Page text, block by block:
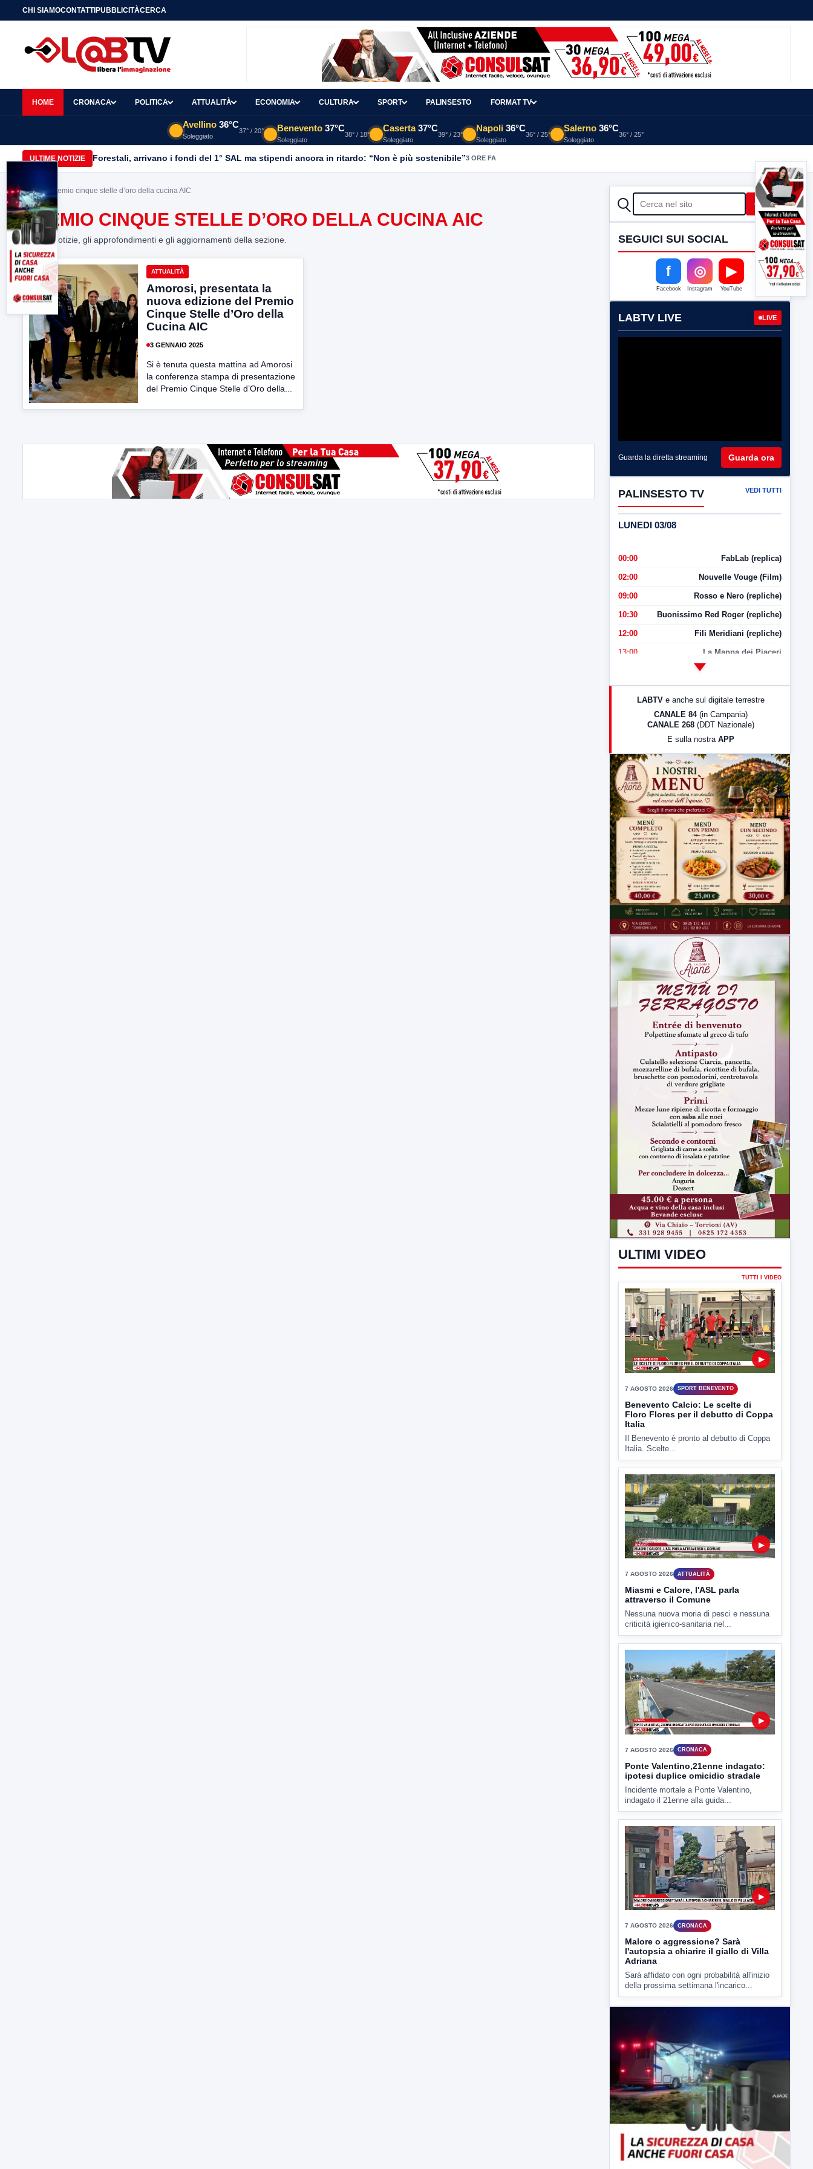
CHI SIAMOCONTATTIPUBBLICITÀCERCA
HOME CRONACA POLITICA ATTUALITÀ ECONOMIA CULTURA SPORT PALINSESTO FORMAT TV
Avellino 36°C
Soleggiato
37° / 20° Benevento 37°C
Soleggiato
38° / 18°
Caserta 37°C
Soleggiato
39° / 23°
Napoli 36°C
Soleggiato
36° / 25°
Salerno 36°C
Soleggiato
36° / 25°
ULTIME NOTIZIE Forestali, arrivano i fondi del 1° SAL ma stipendi ancora in ritardo: “Non è più sostenibile”3 ORE FA
Home> Premio cinque stelle d’oro della cucina AIC
PREMIO CINQUE STELLE D’ORO DELLA CUCINA AIC
Tutte le notizie, gli approfondimenti e gli aggiornamenti della sezione.
ATTUALITÀ
Amorosi, presentata la
nuova edizione del Premio
Cinque Stelle d’Oro della
Cucina AIC
3 GENNAIO 2025
Si è tenuta questa mattina ad Amorosi
la conferenza stampa di presentazione
del Premio Cinque Stelle d’Oro della...
CERCA Cerca
SEGUICI SUI SOCIAL
f
Facebook
◎
Instagram
▶
YouTube
LABTV LIVE LIVE
Guarda la diretta streaming Guarda ora
PALINSESTO TV VEDI TUTTI
LUNEDI 03/08
00:00 FabLab (replica)
02:00 Nouvelle Vouge (Film)
09:00 Rosso e Nero (repliche)
10:30 Buonissimo Red Roger (repliche)
12:00 Fili Meridiani (repliche)
13:00 La Mappa dei Piaceri
LabNews (Diretta)
23:00 LabNews (replica)
LABTV e anche sul digitale terrestre
CANALE 84 (in Campania)
CANALE 268 (DDT Nazionale)
E sulla nostra APP
ULTIMI VIDEO
TUTTI I VIDEO
Benevento Calcio: Le scelte di
Floro Flores per il debutto di Coppa
Italia
Il Benevento è pronto al debutto di Coppa
Italia. Scelte...
Miasmi e Calore, l'ASL parla
attraverso il Comune
Nessuna nuova moria di pesci e nessuna
criticità igienico-sanitaria nel...
▶
7 AGOSTO 2026
Ponte Valentino,21enne indagato:
ipotesi duplice omicidio stradale
Incidente mortale a Ponte Valentino,
indagato il 21enne alla guida...
7 AGOSTO 2026 CRONACA
Malore o aggressione? Sarà
l'autopsia a chiarire il giallo di Villa
Adriana
della prossima settimana l'incarico...